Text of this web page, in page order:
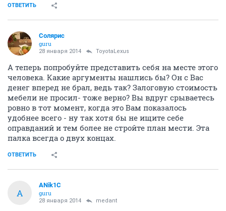
ОТВЕТИТЬ
Солярис
guru
28 января 2014 ToyotaLexus
А теперь попробуйте представить себя на месте этого
человека. Какие аргументы нашлись бы? Он с Вас
денег вперед не брал, ведь так? Залоговую стоимость
мебели не просил- тоже верно? Вы вдруг срываетесь
ровно в тот момент, когда это Вам показалось
удобнее всего - ну так хотя бы не ищите себе
оправданий и тем более не стройте план мести. Эта
палка всегда о двух концах.
ОТВЕТИТЬ
A
ANik1C
guru
28 января 2014 medant